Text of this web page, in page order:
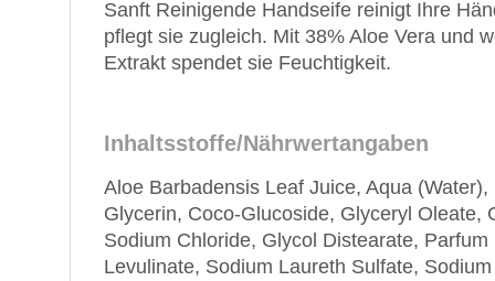
Sanft Reinigende Handseife reinigt Ihre
pflegt sie zugleich. Mit 38% Aloe Vera und
Extrakt spendet sie Feuchtigkeit.
Inhaltsstoffe/Nährwertangaben
Aloe Barbadensis Leaf Juice, Aqua
Glycerin, Coco-Glucoside, Glyceryl Oleate,
Sodium Chloride, Glycol Distearate,
Levulinate, Sodium Laureth Sulfate,